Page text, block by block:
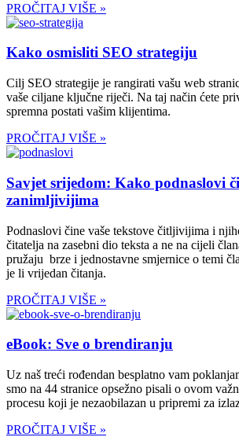
PROČITAJ VIŠE »
Kako osmisliti SEO strategiju
Cilj SEO strategije je rangirati vašu web
vaše ciljane ključne riječi. Na taj način ćete
spremna postati vašim klijentima.
PROČITAJ VIŠE »
Savjet srijedom: Kako podnaslovi
zanimljivijima
Podnaslovi čine vaše tekstove čitljivijima i
čitatelja na zasebni dio teksta a ne na cijeli
pružaju brze i jednostavne smjernice o temi
je li vrijedan čitanja.
PROČITAJ VIŠE »
eBook: Sve o brendiranju
Uz naš treći rođendan besplatno vam
smo na 44 stranice opsežno pisali o ovom
procesu koji je nezaobilazan u pripremi za
PROČITAJ VIŠE »